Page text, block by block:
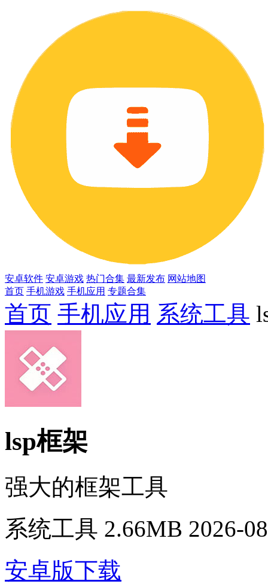
安卓软件 安卓游戏 热门合集 最新发布 网站地图
首页 手机游戏 手机应用 专题合集
首页 手机应用 系统工具
lsp框架
强大的框架工具
系统工具 2.66MB 2026-
安卓版下载